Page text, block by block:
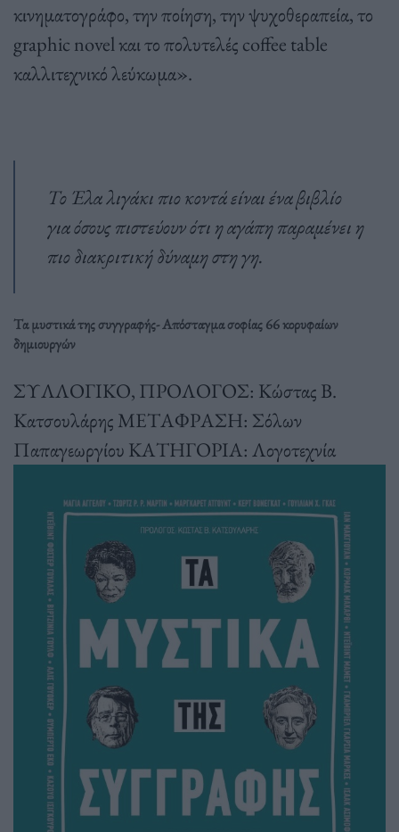
κινηματογράφο, την ποίηση, την ψυχοθεραπεία, το
graphic novel και το πολυτελές coffee table
καλλιτεχνικό λεύκωμα».
Το Έλα λιγάκι πιο κοντά είναι ένα βιβλίο
για όσους πιστεύουν ότι η αγάπη παραμένει η
πιο διακριτική δύναμη στη γη.
Τα μυστικά της συγγραφής- Απόσταγμα σοφίας 66 κορυφαίων
δημιουργών
ΣΥΛΛΟΓΙΚΟ, ΠΡΟΛΟΓΟΣ: Κώστας Β.
Κατσουλάρης ΜΕΤΑΦΡΑΣΗ: Σόλων
Παπαγεωργίου ΚΑΤΗΓΟΡΙΑ: Λογοτεχνία